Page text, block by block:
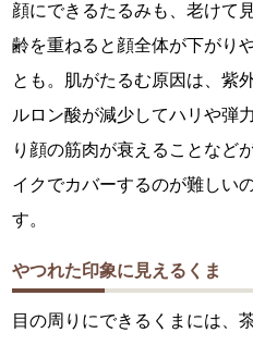
顔にできるたるみも、老けて
齢を重ねると顔全体が下がり
とも。肌がたるむ原因は、紫
ルロン酸が減少してハリや弾
り顔の筋肉が衰えることなど
イクでカバーするのが難しい
す。
やつれた印象に見えるくま
目の周りにできるくまには、